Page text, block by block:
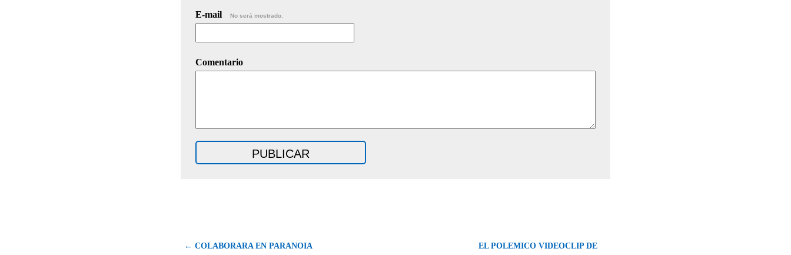
E-mail No será mostrado.
Comentario
← COLABORARA EN PARANOIA EL POLEMICO VIDEOCLIP DE